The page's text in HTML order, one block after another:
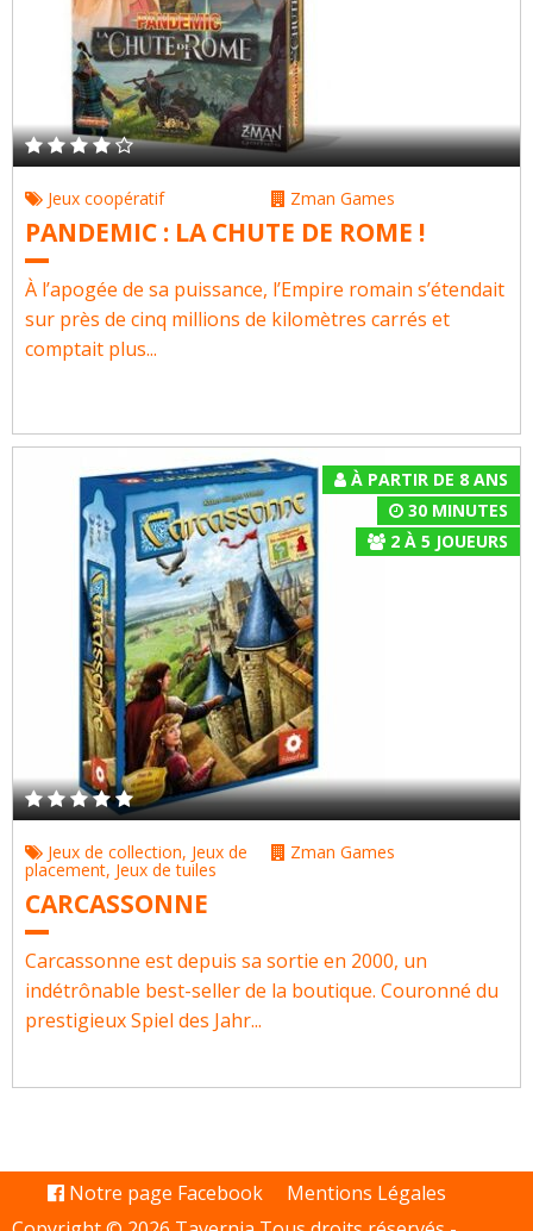
Jeux coopératif Zman Games
PANDEMIC : LA CHUTE DE ROME !
À l’apogée de sa puissance, l’Empire romain s’étendait
sur près de cinq millions de kilomètres carrés et
comptait plus...
À PARTIR DE 8 ANS
30 MINUTES
2À 5 JOUEURS
Jeux de collection, Jeux de
placement, Jeux de tuiles
Zman Games
CARCASSONNE
Carcassonne est depuis sa sortie en 2000, un
indétrônable best-seller de la boutique. Couronné du
prestigieux Spiel des Jahr...
Notre page Facebook
Mentions Légales